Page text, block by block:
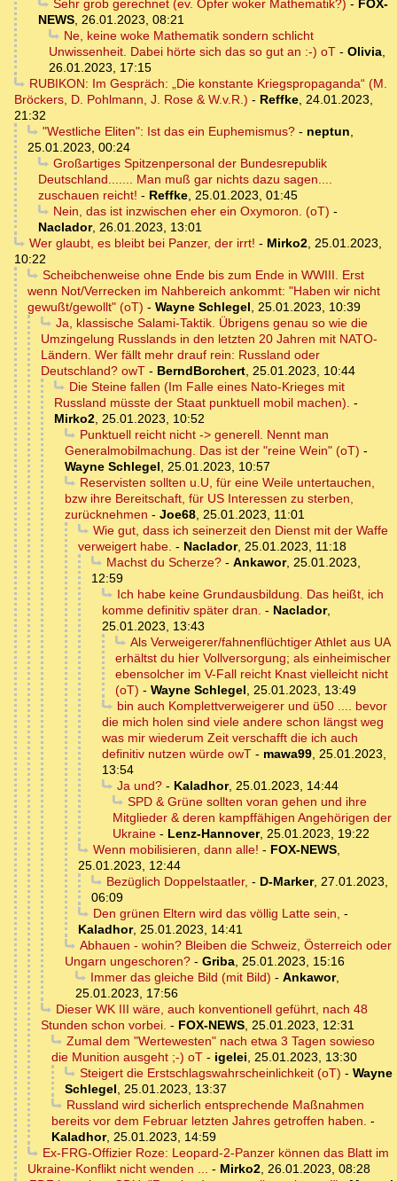
Sehr grob gerechnet (ev. Opfer woker Mathematik?) - FOX-
NEWS, 26.01.2023, 08:21
Ne, keine woke Mathematik sondern schlicht
Unwissenheit. Dabei hörte sich das so gut an :-) oT - Olivia,
26.01.2023, 17:15
RUBIKON: Im Gespräch: „Die konstante Kriegspropaganda“ (M.
Bröckers, D. Pohlmann, J. Rose & W.v.R.) - Reffke, 24.01.2023,
21:32
"Westliche Eliten": Ist das ein Euphemismus?- neptun,
25.01.2023, 00:24
Großartiges Spitzenpersonal der Bundesrepublik
Deutschland....... Man muß gar nichts dazu sagen....
zuschauen reicht! - Reffke, 25.01.2023, 01:45
Nein, das ist inzwischen eher ein Oxymoron. (oT) -
Naclador, 26.01.2023, 13:01
Wer glaubt, es bleibt bei Panzer, der irrt! - Mirko2, 25.01.2023,
10:22
Scheibchenweise ohne Ende bis zum Ende in WWIII. Erst
wenn Not/Verrecken im Nahbereich ankommt: "Haben wir nicht
gewußt/gewollt" (oT) - Wayne Schlegel, 25.01.2023, 10:39
Ja, klassische Salami-Taktik. Übrigens genau so wie die
Umzingelung Russlands in den letzten 20 Jahren mit NATO-
Ländern. Wer fällt mehr drauf rein: Russland oder
Deutschland? owT - BerndBorchert, 25.01.2023, 10:44
Die Steine fallen (Im Falle eines Nato-Krieges mit
Russland müsste der Staat punktuell mobil machen). -
Mirko2, 25.01.2023, 10:52
Punktuell reicht nicht -> generell. Nennt man
Generalmobilmachung. Das ist der "reine Wein" (oT) -
Wayne Schlegel, 25.01.2023, 10:57
Reservisten sollten u.U, für eine Weile untertauchen,
bzw ihre Bereitschaft, für US Interessen zu sterben,
zurücknehmen - Joe68, 25.01.2023, 11:01
Wie gut, dass ich seinerzeit den Dienst mit der Waffe
verweigert habe. - Naclador, 25.01.2023, 11:18
Machst du Scherze?- Ankawor, 25.01.2023,
12:59
Ich habe keine Grundausbildung. Das heißt, ich
komme definitiv später dran. - Naclador,
25.01.2023, 13:43
Als Verweigerer/fahnenflüchtiger Athlet aus UA
erhältst du hier Vollversorgung; als einheimischer
ebensolcher im V-Fall reicht Knast vielleicht nicht
(oT) - Wayne Schlegel, 25.01.2023, 13:49
bin auch Komplettverweigerer und ü50 .... bevor
die mich holen sind viele andere schon längst weg
was mir wiederum Zeit verschafft die ich auch
definitiv nutzen würde owT - mawa99, 25.01.2023,
13:54
Ja und?- Kaladhor, 25.01.2023, 14:44
SPD & Grüne sollten voran gehen und ihre
Mitglieder & deren kampffähigen Angehörigen der
Ukraine - Lenz-Hannover, 25.01.2023, 19:22
Wenn mobilisieren, dann alle! - FOX-NEWS,
25.01.2023, 12:44
Bezüglich Doppelstaatler, - D-Marker, 27.01.2023,
06:09
Den grünen Eltern wird das völlig Latte sein, -
Kaladhor, 25.01.2023, 14:41
Abhauen - wohin? Bleiben die Schweiz, Österreich oder
Ungarn ungeschoren? - Griba, 25.01.2023, 15:16
Immer das gleiche Bild (mit Bild) - Ankawor,
25.01.2023, 17:56
Dieser WK III wäre, auch konventionell geführt, nach 48
Stunden schon vorbei. - FOX-NEWS, 25.01.2023, 12:31
Zumal dem "Wertewesten" nach etwa 3 Tagen sowieso
die Munition ausgeht ;-) oT - igelei, 25.01.2023, 13:30
Steigert die Erstschlagswahrscheinlichkeit (oT) - Wayne
Schlegel, 25.01.2023, 13:37
Russland wird sicherlich entsprechende Maßnahmen
bereits vor dem Februar letzten Jahres getroffen haben. -
Kaladhor, 25.01.2023, 14:59
Ex-FRG-Offizier Roze: Leopard-2-Panzer können das Blatt im
Ukraine-Konflikt nicht wenden ... - Mirko2, 26.01.2023, 08:28